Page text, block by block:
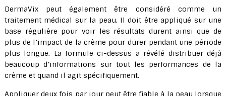
DermaVix peut également être considéré comme un
traitement médical sur la peau. Il doit être appliqué sur une
base régulière pour voir les résultats durent ainsi que de
plus de l’impact de la crème pour durer pendant une période
plus longue. La formule ci-dessus a révélé distribuer déjà
beaucoup d’informations sur tout les performances de la
crème et quand il agit spécifiquement.
Appliquer deux fois par jour peut être fiable à la peau lorsque